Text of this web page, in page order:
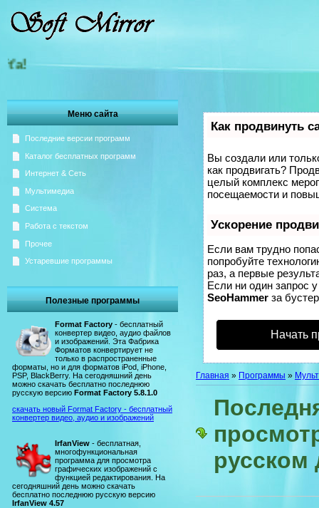
Добро пожаловать на
Меню сайта
Последние версии программ
Каталог бесплатных программ
Интернет & Сеть
Мультимедиа
Система
Работа с текстом
Прочее
Устаревшие программы
Полезные программы
Format Factory - бесплатный
конвертер видео, аудио файлов
и изображений. Эта Фабрика
Форматов конвертирует не
только в распространенные
форматы, но и для форматов iPod, iPhone,
PSP, BlackBerry. На сегодняшний день
можно скачать бесплатно последнюю
русскую версию Format Factory 5.8.1.0
скачать новый Format Factory - бесплатный
конвертер видео, аудио и изображений
IrfanView - бесплатная,
многофункциональная
программа для просмотра
графических изображений с
функцией редактирования. На
сегодняшний день можно скачать
бесплатно последнюю русскую версию
IrfanView 4.57
Как продвинуть
Вы создали или
как продвигать?
целый комплекс
посещаемости и
Ускорение
Если вам трудно
попробуйте
раз, а первые
Если ни один запрос
SeoHammer за
Начать
Главная » Программы »
русском